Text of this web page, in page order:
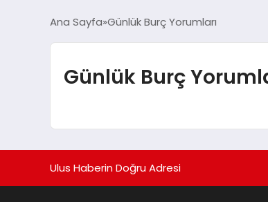
Ana Sayfa Günlük Burç Yorumları
Günlük Burç
Ulus Haberin Doğru Adresi